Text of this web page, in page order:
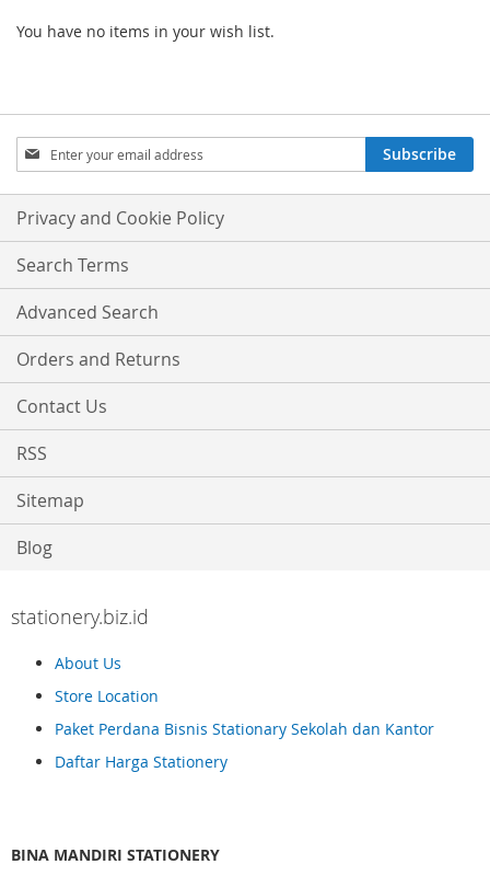
You have no items in your wish list.
Sign
Up
for
Our
Newsletter:
Subscribe
Privacy and Cookie Policy
Search Terms
Advanced Search
Orders and Returns
Contact Us
RSS
Sitemap
Blog
stationery.biz.id
About Us
Store Location
Paket Perdana Bisnis Stationary Sekolah dan Kantor
Daftar Harga Stationery
BINA MANDIRI STATIONERY